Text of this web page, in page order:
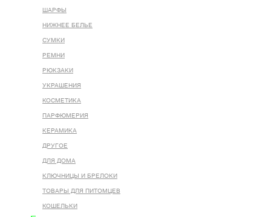
ШАРФЫ
НИЖНЕЕ БЕЛЬЕ
СУМКИ
РЕМНИ
РЮКЗАКИ
УКРАШЕНИЯ
КОСМЕТИКА
ПАРФЮМЕРИЯ
КЕРАМИКА
ДРУГОЕ
ДЛЯ ДОМА
КЛЮЧНИЦЫ И БРЕЛОКИ
ТОВАРЫ ДЛЯ ПИТОМЦЕВ
КОШЕЛЬКИ